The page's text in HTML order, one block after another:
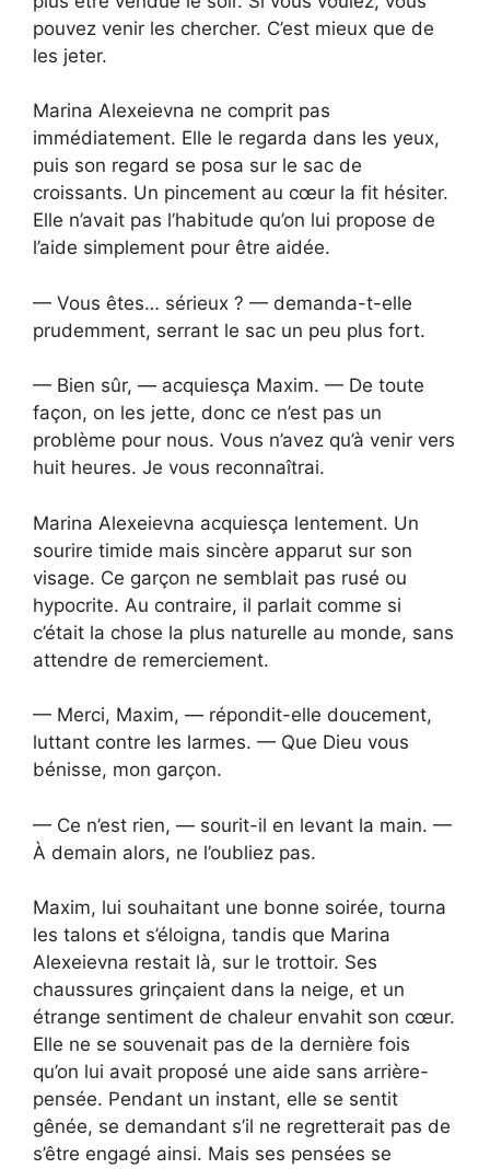
pouvez venir les chercher. C’est mieux que de
les jeter.
Marina Alexeievna ne comprit pas
immédiatement. Elle le regarda dans les yeux,
puis son regard se posa sur le sac de
croissants. Un pincement au cœur la fit hésiter.
Elle n’avait pas l’habitude qu’on lui propose de
l’aide simplement pour être aidée.
— Vous êtes… sérieux ? — demanda-t-elle
prudemment, serrant le sac un peu plus fort.
— Bien sûr, — acquiesça Maxim. — De toute
façon, on les jette, donc ce n’est pas un
problème pour nous. Vous n’avez qu’à venir vers
huit heures. Je vous reconnaîtrai.
Marina Alexeievna acquiesça lentement. Un
sourire timide mais sincère apparut sur son
visage. Ce garçon ne semblait pas rusé ou
hypocrite. Au contraire, il parlait comme si
c’était la chose la plus naturelle au monde, sans
attendre de remerciement.
— Merci, Maxim, — répondit-elle doucement,
luttant contre les larmes. — Que Dieu vous
bénisse, mon garçon.
— Ce n’est rien, — sourit-il en levant la main. —
À demain alors, ne l’oubliez pas.
Maxim, lui souhaitant une bonne soirée, tourna
les talons et s’éloigna, tandis que Marina
Alexeievna restait là, sur le trottoir. Ses
chaussures grinçaient dans la neige, et un
étrange sentiment de chaleur envahit son cœur.
Elle ne se souvenait pas de la dernière fois
qu’on lui avait proposé une aide sans arrière-
pensée. Pendant un instant, elle se sentit
gênée, se demandant s’il ne regretterait pas de
s’être engagé ainsi. Mais ses pensées se